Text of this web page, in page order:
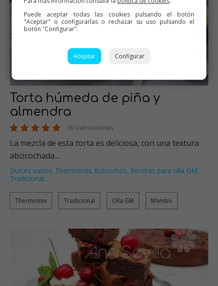
Torta húmeda de piña y
almendra
30 Valoraciones
La mezcla de esta torta es deliciosa, con una textura
abizcochada.…
Dulces varios, Thermomix, Bizcochos, Recetas para olla GM,
Tradicional…
Thermomix Tradicional Olla GM Mambo
Puede aceptar todas las cookies pulsando el botón
"Aceptar" o configurarlas o rechazar su uso pulsando el
botón "Configurar".
Aceptar Configurar